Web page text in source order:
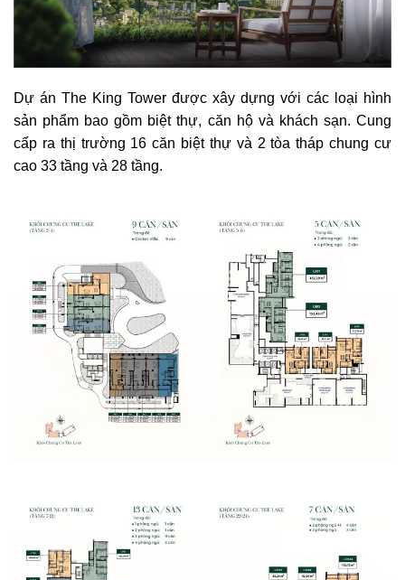
Dự án The King Tower được xây dựng với các loại hình
sản phẩm bao gồm biệt thự, căn hộ và khách sạn. Cung
cấp ra thị trường 16 căn biệt thự và 2 tòa tháp chung cư
cao 33 tầng và 28 tầng.